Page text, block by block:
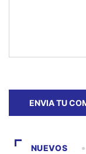
NUEVOS